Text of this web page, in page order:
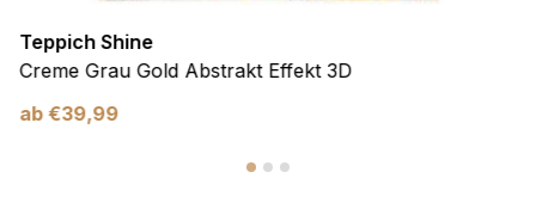
Teppich Shine
Creme Grau Gold Abstrakt Effekt 3D
ab €39,99